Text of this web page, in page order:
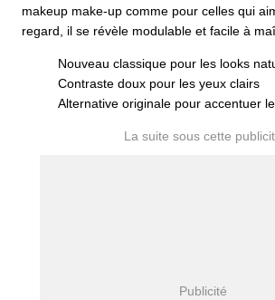
makeup make-up comme pour celles qui
regard, il se révèle modulable et facile à
Nouveau classique pour les looks
Contraste doux pour les yeux clairs
Alternative originale pour accentuer